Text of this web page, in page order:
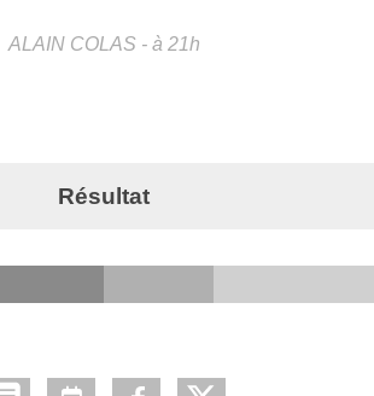
ALAIN COLAS - à 21h
Résultat